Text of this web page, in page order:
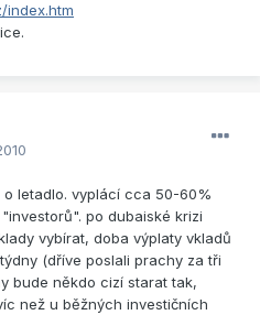
index.htm
letadlo. vyplácí cca 50-60%
po dubaiské krizi
vybírat, doba výplaty vkladů
(dříve poslali prachy za tři
bude někdo cizí starat tak,
než u běžných investičních